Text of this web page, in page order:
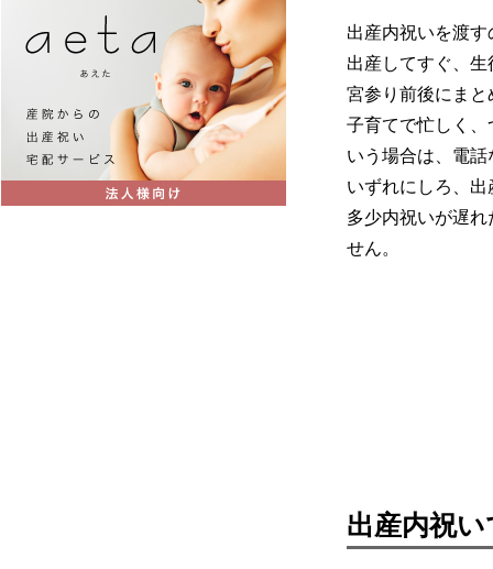
出産内祝いを渡
出産してすぐ、
宮参り前後にま
子育てで忙しく
いう場合は、電
いずれにしろ、
多少内祝いが遅
せん。
出産内祝